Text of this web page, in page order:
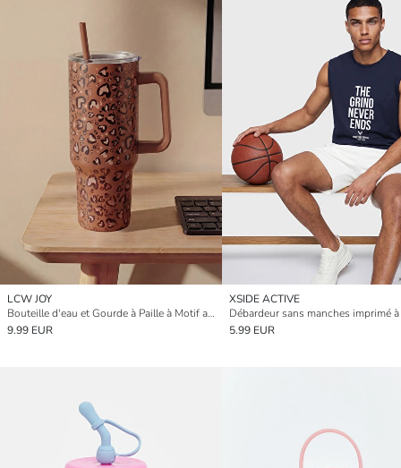
LCW JOY
Bouteille d'eau et Gourde à Paille à Motif avec Poignée
9.99 EUR
XSIDE ACTIVE
5.99 EUR